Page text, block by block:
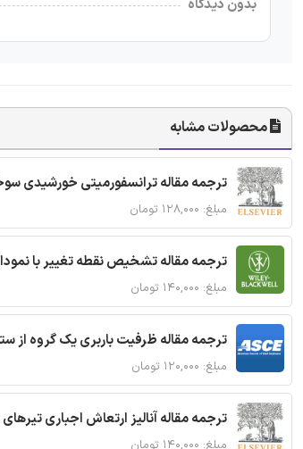
بدون دیدگاه
محصولات مشابه
ترجمه مقاله ترانسفورمیتی خورشیدی
مبلغ: ۱۲۸,۰۰۰ تومان
ترجمه مقاله تشخیص نقطه تغییر با
مبلغ: ۱۴۰,۰۰۰ تومان
ترجمه مقاله ظرفیت باربری یک گروه از
مبلغ: ۱۲۰,۰۰۰ تومان
ترجمه مقاله آنالیز ارتعاش اجباری
مبلغ: ۱۴۰,۰۰۰ تومان